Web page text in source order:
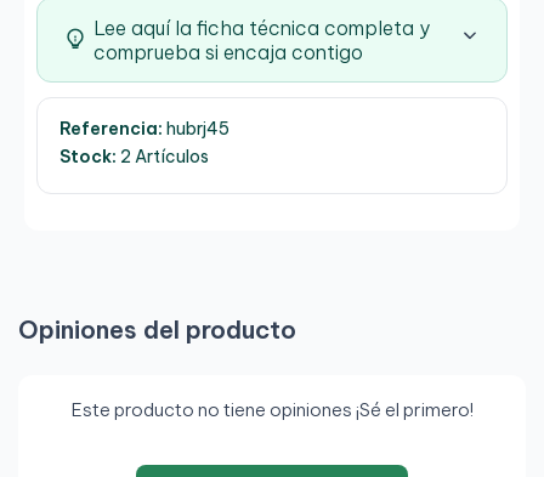
Mbit/s
El dispositivo se alimenta directamente del puerto
Soporta detección de crossover y corrección
automática
Normativas: RoHS, CE
Lee aquí la ficha técnica completa y
comprueba si encaja contigo
Referencia: hubrj45
Stock: 2 Artículos
Opiniones del producto
Este producto no tiene opiniones ¡Sé el primero!